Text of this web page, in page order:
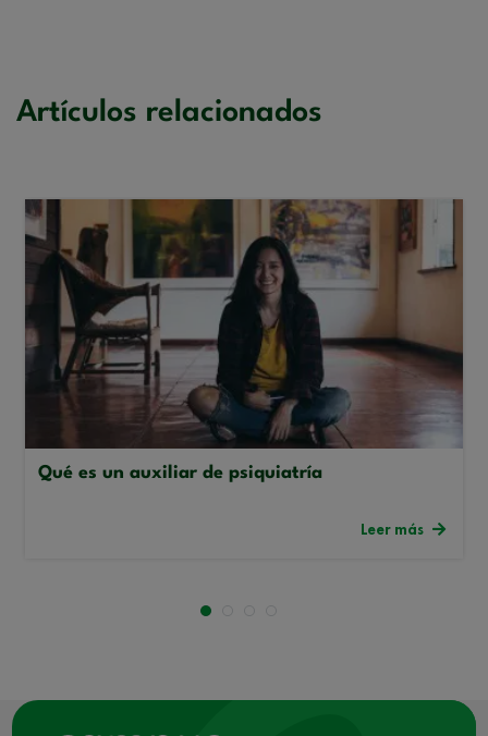
Artículos relacionados
Qué es un auxiliar de psiquiatría
Leer más